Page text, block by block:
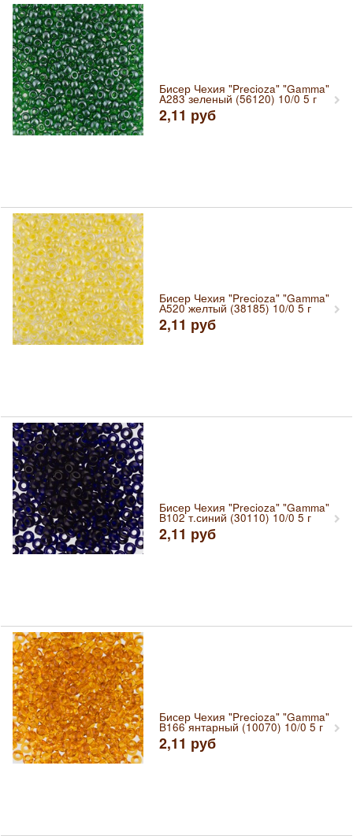
Бисер Чехия "Precioza" "Gamma"
A283 зеленый (56120) 10/0 5 г
2,11 руб
Бисер Чехия "Precioza" "Gamma"
А520 желтый (38185) 10/0 5 г
2,11 руб
Бисер Чехия "Precioza" "Gamma"
B102 т.синий (30110) 10/0 5 г
2,11 руб
Бисер Чехия "Precioza" "Gamma"
B166 янтарный (10070) 10/0 5 г
2,11 руб